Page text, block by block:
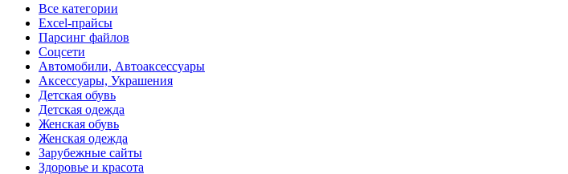
Все категории
Excel-прайсы
Парсинг файлов
Соцсети
Автомобили, Автоаксессуары
Аксессуары, Украшения
Детская обувь
Детская одежда
Женская обувь
Женская одежда
Зарубежные сайты
Здоровье и красота